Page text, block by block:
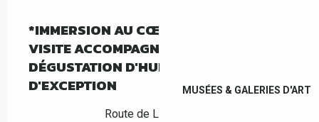
MUSÉES & GALERIES D'ART
*IMMERSION AU CŒUR DE L'OLIVERAIE :
VISITE ACCOMPAGNÉE DU MAS PY ET
DÉGUSTATION D'HUILE D'OLIVE
D'EXCEPTION
Route de Llauro, Céret